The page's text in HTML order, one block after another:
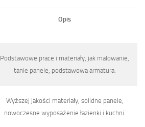
Opis
Podstawowe prace i materiały, jak malowanie,
tanie panele, podstawowa armatura.
Wyższej jakości materiały, solidne panele,
nowoczesne wyposażenie łazienki i kuchni.